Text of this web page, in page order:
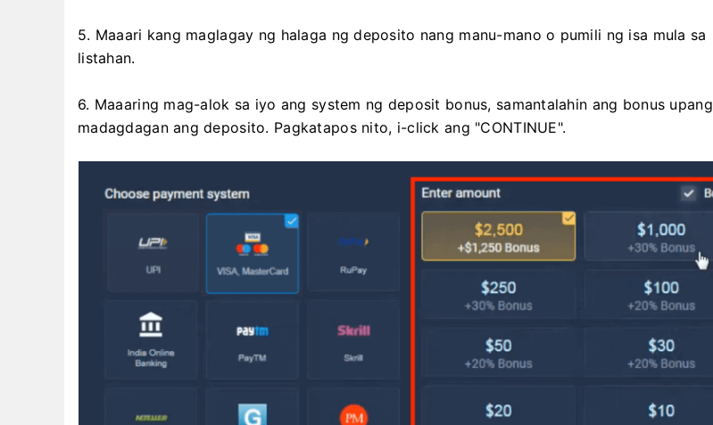
5. Maaari kang maglagay ng halaga ng deposito nang manu-mano o pumili ng isa mula sa
listahan.
6. Maaaring mag-alok sa iyo ang system ng deposit bonus, samantalahin ang bonus upang
madagdagan ang deposito. Pagkatapos nito, i-click ang "CONTINUE".